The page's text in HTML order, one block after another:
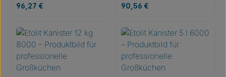
ausgezeichnet wurde.
hohen ökologischen
Standards des EU-
Ecolabels hinsichtlich
Inhaltsstoffen, Verpackung
und Wirksamkeit. Es bietet
ausgezeichnetes
Regulärer Preis:
96,27 €
Kunststoff reinigt und auch
Stärkelöse- und
Fettlösevermögen sowie
eine effektive Reinigung bei
Lebensmittelfarbstoffrückst
änden. Ideal für
Regulärer Preis:
90,56 €